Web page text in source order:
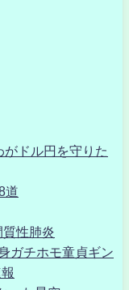
ドル円を守りた
道
性肺炎
ガチホモ童貞ギン